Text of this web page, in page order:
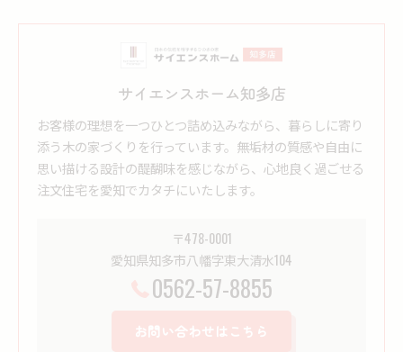
サイエンスホーム知多店
お客様の理想を一つひとつ詰め込みながら、暮らしに寄り
添う木の家づくりを行っています。無垢材の質感や自由に
思い描ける設計の醍醐味を感じながら、心地良く過ごせる
注文住宅を愛知でカタチにいたします。
〒478-0001
愛知県知多市八幡字東大清水104
0562-57-8855
お問い合わせはこちら